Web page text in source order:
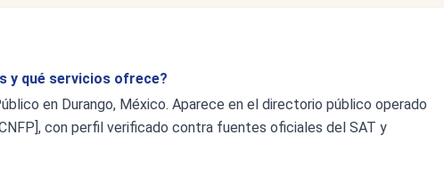
y qué servicios ofrece?
en Durango, México. Aparece en el directorio público operado
con perfil verificado contra fuentes oficiales del SAT y